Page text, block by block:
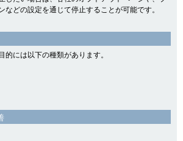
などの設定を通じて停止することが可能です。
には以下の種類があります。